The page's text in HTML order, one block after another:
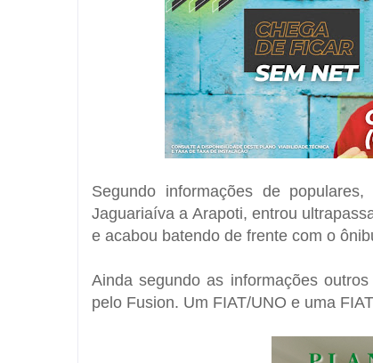
Segundo informações de
Jaguariaíva a Arapoti, entrou
e acabou batendo de frente com o
Ainda segundo as informações
pelo Fusion. Um FIAT/UNO e uma